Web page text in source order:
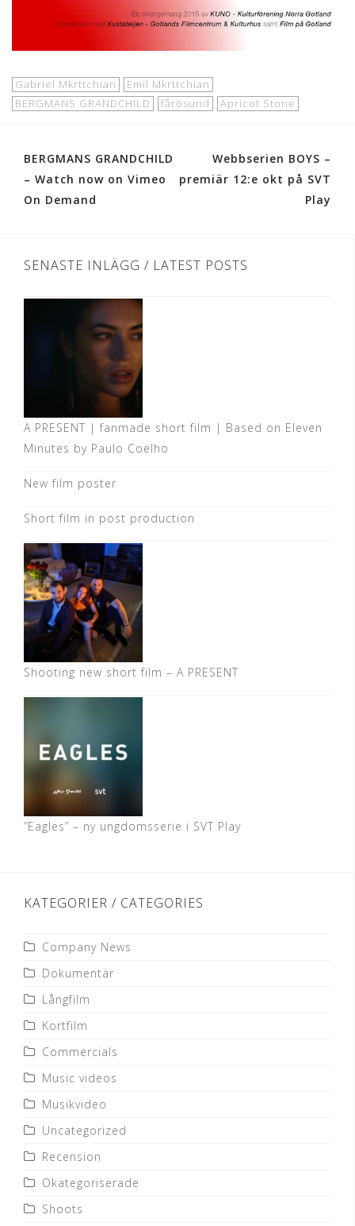
Gabriel Mkrttchian
Emil Mkrttchian
BERGMANS GRANDCHILD
fårösund Apricot Stone
Post
navigation
BERGMANS GRANDCHILD
– Watch now on Vimeo
On Demand
Webbserien BOYS –
premiär 12:e okt på SVT
Play
SENASTE INLÄGG / LATEST POSTS
A PRESENT | fanmade short film | Based on Eleven
Minutes by Paulo Coelho
New film poster
Short film in post production
Shooting new short film – A PRESENT
”Eagles” – ny ungdomsserie i SVT Play
KATEGORIER / CATEGORIES
Company News
Dokumentär
Långfilm
Kortfilm
Commercials
Music videos
Musikvideo
Uncategorized
Recension
Okategoriserade
Shoots